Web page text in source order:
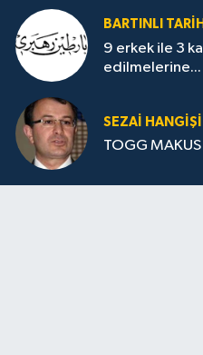
BARTINLI
9 erkek ile 3
edilmelerine...
SEZAI HANGİŞİ
TOGG MAKUS